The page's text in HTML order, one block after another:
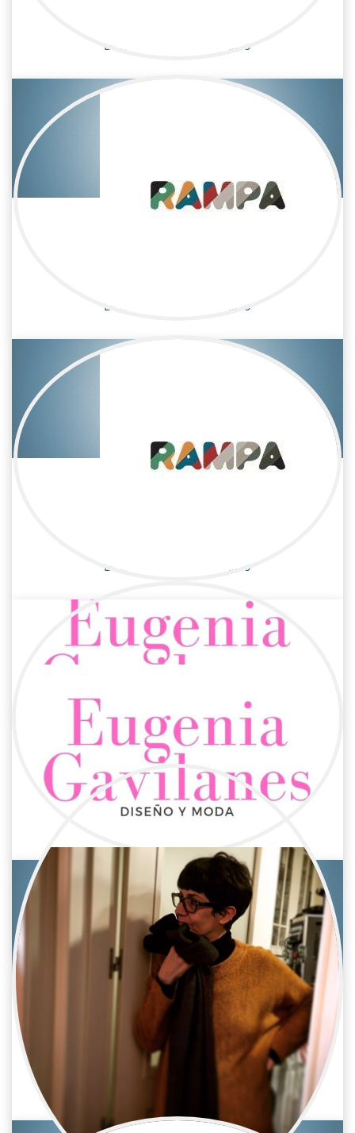
Diseñadora de vestuario
Diseñadora de vestuario
Diseñadora de vestuario
Eugenia Gavilanes
Cine / Estilista/Vestuario
Eva Camino
Cine / Estilista/Vestuario